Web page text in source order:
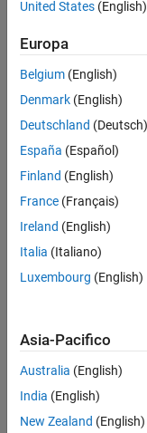
United States (English)
Europa
Belgium (English)
Denmark (English)
Deutschland (Deutsch)
España (Español)
Finland (English)
France (Français)
Ireland (English)
Italia (Italiano)
Luxembourg (English)
Asia-Pacifico
Australia (English)
India (English)
New Zealand (English)
Centro di fiducia
Antipirateria
© 1994-2026 The